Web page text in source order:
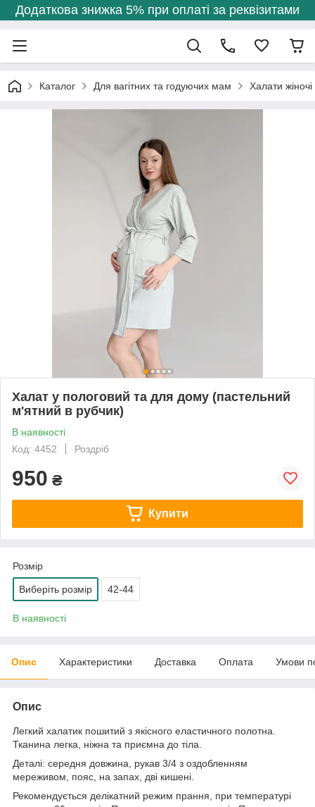
Додаткова знижка 5% при оплаті за реквізитами
Каталог Для вагітних та годуючих мам Халати жіночі
Халат у пологовий та для дому (пастельний
м'ятний в рубчик)
В наявності
Код: 4452
Роздріб
950 ₴
Купити
Розмір
Виберіть розмір 42-44
В наявності
Опис Характеристики Доставка Оплата Умови
Опис
Легкий халатик пошитий з якісного еластичного полотна.
Тканина легка, ніжна та приємна до тіла.
Деталі: середня довжина, рукав 3/4 з оздобленням
мереживом, пояс, на запах, дві кишені.
Рекомендується делікатний режим прання, при температурі